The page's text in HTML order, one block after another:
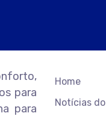
para
para
Home
Notícias